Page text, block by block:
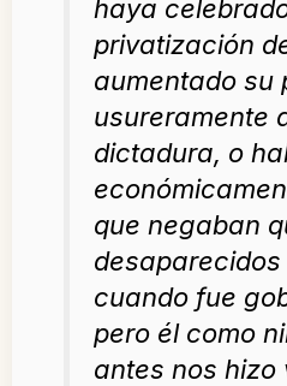
haya
privatización
aumentado su
usureramente
dictadura, o
que negaban
cuando fue
pero él como
antes nos hizo